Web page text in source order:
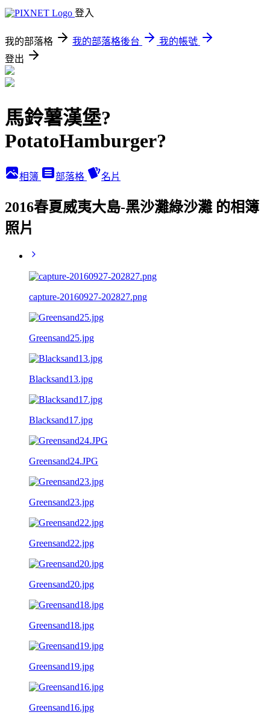
登入
我的部落格 我的部落格後台
我的帳號
登出
馬鈴薯漢堡?
PotatoHamburger?
相簿 部落格 名片
2016春夏威夷大島-黑沙灘綠沙灘 的相簿
照片
capture-20160927-202827.png
Greensand25.jpg
Blacksand13.jpg
Blacksand17.jpg
Greensand24.JPG
Greensand23.jpg
Greensand22.jpg
Greensand20.jpg
Greensand18.jpg
Greensand19.jpg
Greensand16.jpg